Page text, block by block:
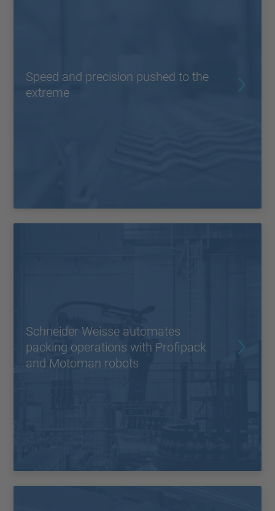
Speed and precision pushed to the
extreme
Schneider Weisse automates
packing operations with Profipack
and Motoman robots